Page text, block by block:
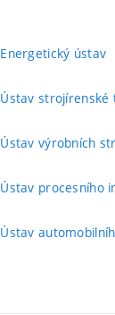
Energetický ústav
Ústav strojírenské
Ústav výrobních
Ústav procesního
Ústav